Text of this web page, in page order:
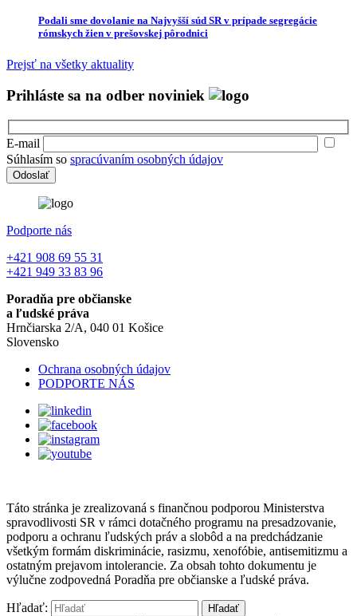
Podali sme dovolanie na Najvyšší súd SR v prípade segregácie
rómskych žien v prešovskej pôrodnici
Prejsť na všetky aktuality
Prihláste sa na odber noviniek
E-mail
Súhlasím so spracúvaním osobných údajov
Podporte nás
+421 908 69 55 31
+421 949 33 83 96
Poradňa pre občianske
a ľudské práva
Hrnčiarska 2/A, 040 01 Košice
Slovensko
Ochrana osobných údajov
PODPORTE NÁS
Táto stránka je zrealizovaná s finančnou podporou Ministerstva
spravodlivosti SR v rámci dotačného programu na presadzovanie,
podporu a ochranu ľudských práv a slobôd a na predchádzanie
všetkým formám diskriminácie, rasizmu, xenofóbie, antisemitizmu a
ostatným prejavom intolerancie. Za obsah tohto dokumentu je
výlučne zodpovedná Poradňa pre občianske a ľudské práva.
Hľadať: